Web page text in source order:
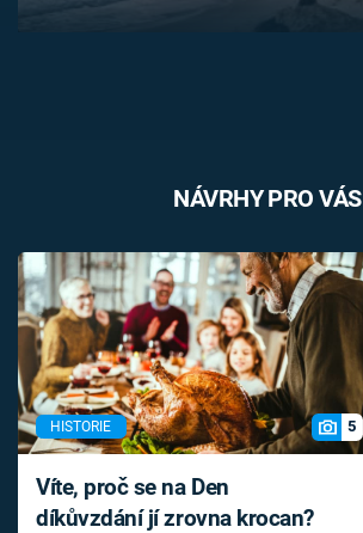
NÁVRHY PRO VÁS
HISTORIE 5
Víte, proč se na Den
díkůvzdání jí zrovna krocan?